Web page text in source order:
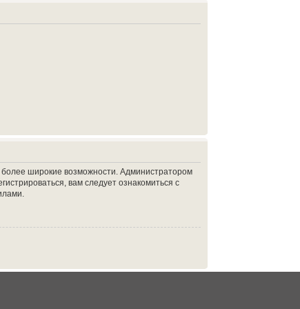
широкие возможности. Администратором
вам следует ознакомиться с